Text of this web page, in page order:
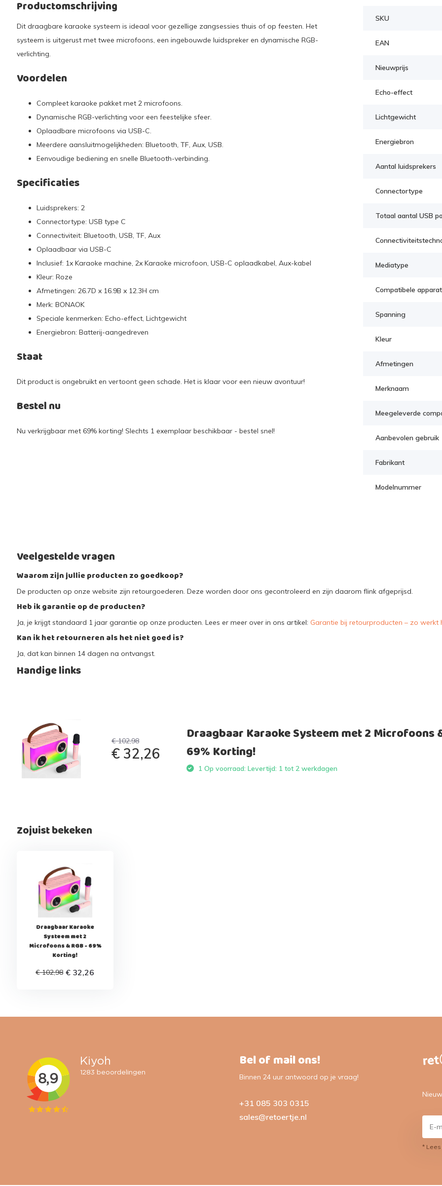
Productomschrijving
Dit draagbare karaoke systeem is ideaal voor gezellige zangsessies thuis of op feesten. Het
systeem is uitgerust met twee microfoons, een ingebouwde luidspreker en dynamische RGB-
verlichting.
Voordelen
Compleet karaoke pakket met 2 microfoons.
Dynamische RGB-verlichting voor een feestelijke sfeer.
Oplaadbare microfoons via USB-C.
Meerdere aansluitmogelijkheden: Bluetooth, TF, Aux, USB.
Eenvoudige bediening en snelle Bluetooth-verbinding.
Specificaties
Luidsprekers: 2
Connectortype: USB type C
Connectiviteit: Bluetooth, USB, TF, Aux
Oplaadbaar via USB-C
Inclusief: 1x Karaoke machine, 2x Karaoke microfoon, USB-C oplaadkabel, Aux-kabel
Kleur: Roze
Afmetingen: 26.7D x 16.9B x 12.3H cm
Merk: BONAOK
Speciale kenmerken: Echo-effect, Lichtgewicht
Energiebron: Batterij-aangedreven
Staat
Dit product is ongebruikt en vertoont geen schade. Het is klaar voor een nieuw avontuur!
Bestel nu
Nu verkrijgbaar met 69% korting! Slechts 1 exemplaar beschikbaar - bestel snel!
SKU
EAN
Nieuwprijs
Echo-effect
Lichtgewicht
Energiebron
Aantal luidsprekers
Connectortype
Totaal aantal USB
Mediatype
Compatibele
Spanning
Kleur
Afmetingen
Merknaam
Meegeleverde
Aanbevolen gebruik
Fabrikant
Modelnummer
Veelgestelde vragen
Waarom zijn jullie producten zo goedkoop?
De producten op onze website zijn retourgoederen. Deze worden door ons gecontroleerd en zijn daarom flink afgeprijsd.
Heb ik garantie op de producten?
Ja, je krijgt standaard 1 jaar garantie op onze producten. Lees er meer over in ons artikel: Garantie bij retourproducten – zo werkt
Kan ik het retourneren als het niet goed is?
Ja, dat kan binnen 14 dagen na ontvangst.
Handige links
€ 102,98
€ 32,26
Draagbaar Karaoke Systeem met 2 Microfoons
69% Korting!
1 Op voorraad: Levertijd: 1 tot 2 werkdagen
Zojuist bekeken
Draagbaar Karaoke
Systeem met 2
Microfoons & RGB - 69%
Korting!
€ 102,98 € 32,26
Bel of mail ons!
Binnen 24 uur antwoord op je vraag!
+31 085 303 0315
sales@retoertje.nl
*